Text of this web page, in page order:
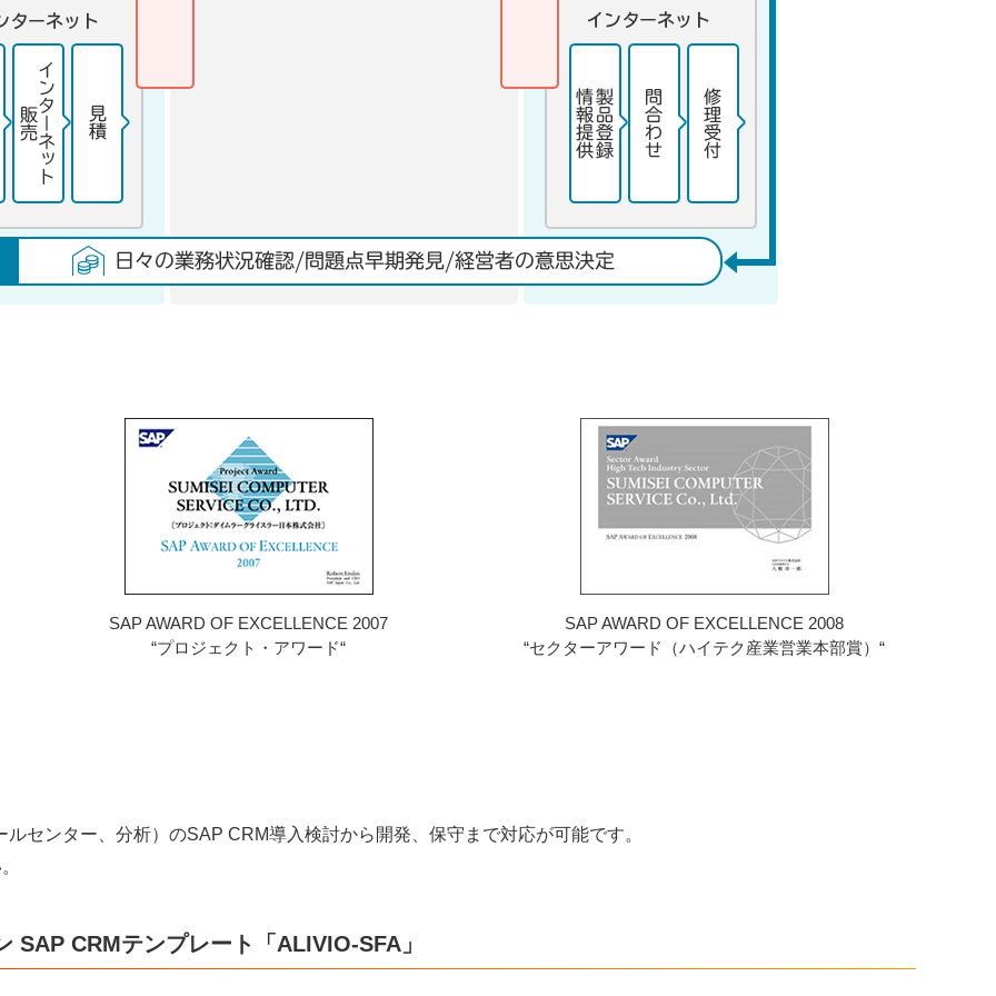
SAP AWARD OF EXCELLENCE 2007
“プロジェクト・アワード“
SAP AWARD OF EXCELLENCE 2008
“セクターアワード（ハイテク産業営業本部賞）“
センター、分析）のSAP CRM導入検討から開発、保守まで対応が可能です。
SAP CRMテンプレート「ALIVIO-SFA」